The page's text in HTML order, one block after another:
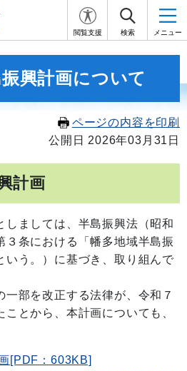
閲覧支援 検索 メニュー
興計画について
ページの内容を印刷
公開日 2026年03月31日
計画
ましては、半島振興法（昭和
３条における「幡多地域半島振
いう。）に基づき、取り組んで
部を改正する法律が、令和７
とから、本計画についても、
[PDF：603KB]